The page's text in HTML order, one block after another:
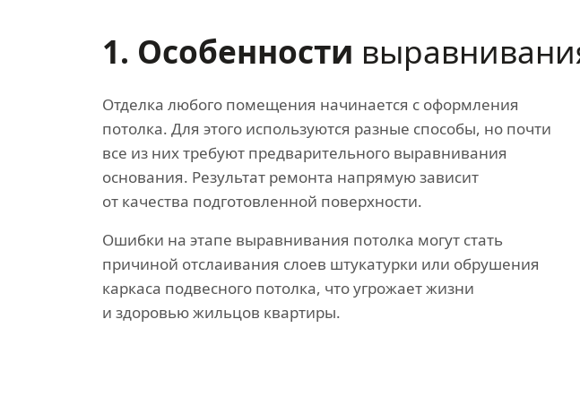
1. Особенности
Отделка любого помещения начинается с оформления
потолка. Для этого используются разные способы, но почти
все из них требуют предварительного выравнивания
основания. Результат ремонта напрямую зависит
от качества подготовленной поверхности.
Ошибки на этапе выравнивания потолка могут стать
причиной отслаивания слоев штукатурки или обрушения
каркаса подвесного потолка, что угрожает жизни
и здоровью жильцов квартиры.